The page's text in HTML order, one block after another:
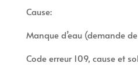
Cause:
Manque d’eau (demande
Code erreur 109, cause et